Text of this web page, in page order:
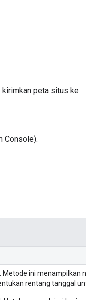
kirimkan peta situs ke
Console).
ini menampilkan
rentang tanggal